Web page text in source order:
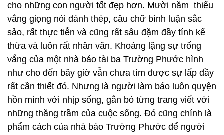
cho những con người tốt đẹp hơn. Mười năm thiếu
vắng giọng nói đánh thép, câu chữ bình luận sắc
sảo, rất thực tiễn và cũng rất sâu đặm đầy tính kế
thừa và luôn rất nhân văn. Khoảng lặng sự trống
vắng của một nhà báo tài ba Trường Phước hình
như cho đến bây giờ vẫn chưa tìm được sự lấp đầy
rất cần thiết đó. Nhưng là người làm báo luôn quyện
hồn mình với nhịp sống, gắn bó từng trang viết với
những thăng trầm của cuộc sống. Đó cũng chính là
phẩm cách của nhà báo Trường Phước để người